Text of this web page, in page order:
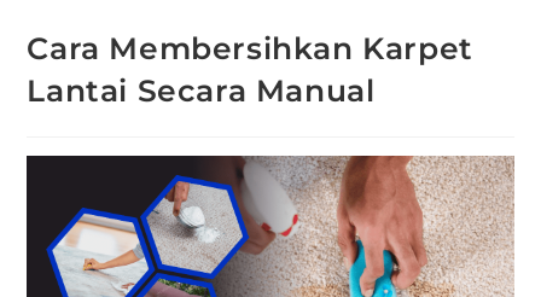
Cara Membersihkan Karpet
Lantai Secara Manual